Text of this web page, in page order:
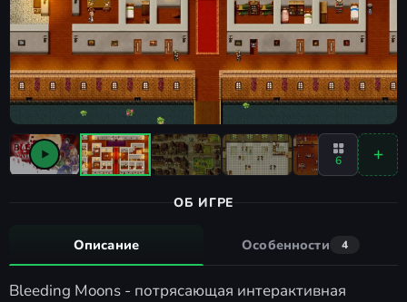
6
ОБ ИГРЕ
Описание Особенности 4
Bleeding Moons - потрясающая интерактивная